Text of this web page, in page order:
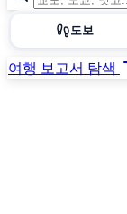
도보
여행 보고서 탐색